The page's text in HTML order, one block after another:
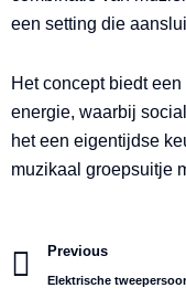
een setting die
Het concept biedt
energie, waarbij
het een eigentijdse
muzikaal groepsuitje
Prev
Previous